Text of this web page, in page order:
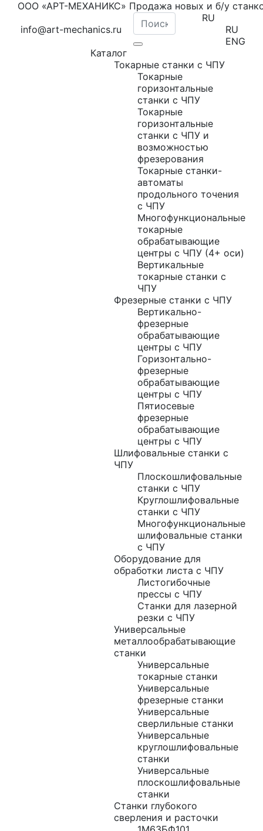
ООО «АРТ-МЕХАНИКС» Продажа новых и б/у
info@art-mechanics.ru
RU
RU
ENG
Каталог
Токарные станки с ЧПУ
Токарные
горизонтальные
станки с ЧПУ
Токарные
горизонтальные
станки с ЧПУ и
возможностью
фрезерования
Токарные станки-
автоматы
продольного точения
с ЧПУ
Многофункциональные
токарные
обрабатывающие
центры с ЧПУ (4+ оси)
Вертикальные
токарные станки с
ЧПУ
Фрезерные станки с ЧПУ
Вертикально-
фрезерные
обрабатывающие
центры с ЧПУ
Горизонтально-
фрезерные
обрабатывающие
центры с ЧПУ
Пятиосевые
фрезерные
обрабатывающие
центры с ЧПУ
Шлифовальные станки с
ЧПУ
Плоскошлифовальные
станки с ЧПУ
Круглошлифовальные
станки с ЧПУ
Многофункциональные
шлифовальные станки
с ЧПУ
Оборудование для
обработки листа с ЧПУ
Листогибочные
прессы с ЧПУ
Станки для лазерной
резки с ЧПУ
Универсальные
металлообрабатывающие
станки
Универсальные
токарные станки
Универсальные
фрезерные станки
Универсальные
сверлильные станки
Универсальные
круглошлифовальные
станки
Универсальные
плоскошлифовальные
станки
Станки глубокого
сверления и расточки